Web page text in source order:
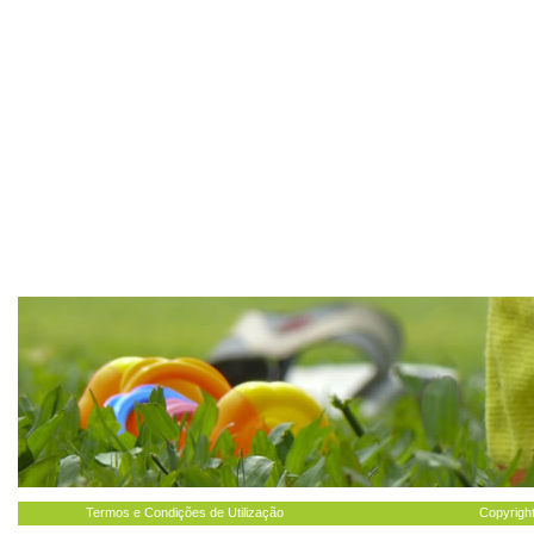
Termos e Condições de Utilização